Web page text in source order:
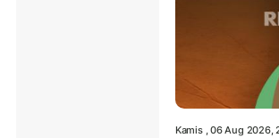
Kamis , 06 Aug 2026,